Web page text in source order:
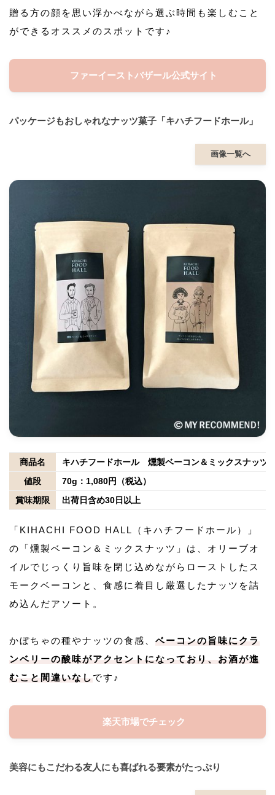
贈る方の顔を思い浮かべながら選ぶ時間も楽しむこと
ができるオススメのスポットです♪
ファーイーストバザール公式サイト
パッケージもおしゃれなナッツ菓子「キハチフードホール」
画像一覧へ
商品名
キハチフードホール 燻製ベーコン＆ミックスナッツ
値段
70g：1,080円（税込）
賞味期限
出荷日含め30日以上
「KIHACHI FOOD HALL（キハチフードホール）」
の「燻製ベーコン＆ミックスナッツ」は、オリーブオ
イルでじっくり旨味を閉じ込めながらローストしたス
モークベーコンと、食感に着目し厳選したナッツを詰
め込んだアソート。
かぼちゃの種やナッツの食感、 ベーコンの旨味にクラ
ンベリーの酸味がアクセントになっており、お酒が進
むこと間違いなし です♪
楽天市場でチェック
美容にもこだわる友人にも喜ばれる要素がたっぷり